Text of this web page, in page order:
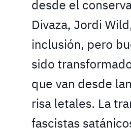
desde el
Divaza, Jordi
inclusión, pero
sido
que van desde
risa letales. La
fascistas